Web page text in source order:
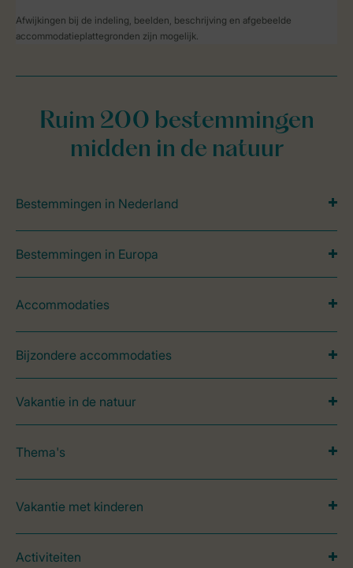
Afwijkingen bij de indeling, beelden, beschrijving en afgebeelde
accommodatieplattegronden zijn mogelijk.
Ruim 200 bestemmingen
midden in de natuur
Bestemmingen in Nederland
Bestemmingen in Europa
Accommodaties
Bijzondere accommodaties
Vakantie in de natuur
Thema's
Vakantie met kinderen
Activiteiten